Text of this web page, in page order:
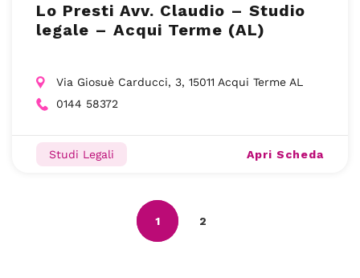
Lo Presti Avv. Claudio – Studio
legale – Acqui Terme (AL)
Via Giosuè Carducci, 3, 15011 Acqui Terme AL
0144 58372
Studi Legali Apri Scheda
1 2